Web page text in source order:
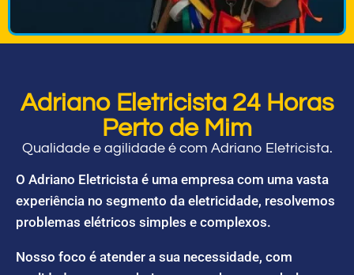
Adriano Eletricista 24 Horas
Perto de Mim
Qualidade e agilidade é com Adriano Eletricista.
O Adriano Eletricista é uma empresa com uma vasta
experiência no segmento da eletricidade, resolvemos
problemas elétricos simples e complexos.
Nosso foco é atender a sua necessidade, com